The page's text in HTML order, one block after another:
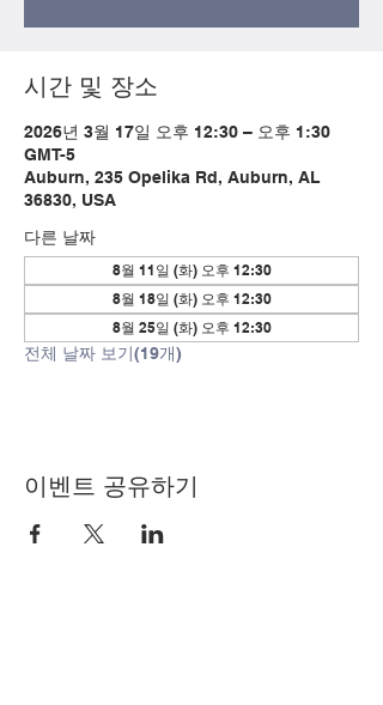
시간 및 장소
2026년 3월 17일 오후 12:30 – 오후 1:30
GMT-5
Auburn, 235 Opelika Rd, Auburn, AL
36830, USA
다른 날짜
8월 11일 (화) 오후 12:30
8월 18일 (화) 오후 12:30
8월 25일 (화) 오후 12:30
전체 날짜 보기(19개)
이벤트 공유하기